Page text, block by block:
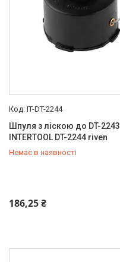
IT-DT-2244
Шпуля з ліскою до DT-2243
INTERTOOL DT-2244 riven
Немає в наявності
186,25 ₴
+380 (99) 454-50-15